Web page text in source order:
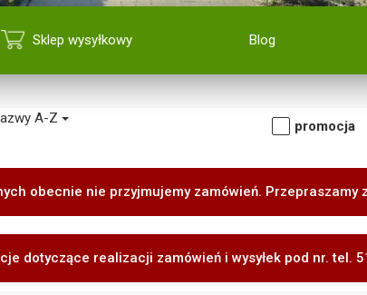
Sklep wysyłkowy Blog
A-Z promocja
obecnie nie przyjmujemy zamówień. Przepraszamy
dotyczące realizacji zamówień i wysyłek pod nr. tel.